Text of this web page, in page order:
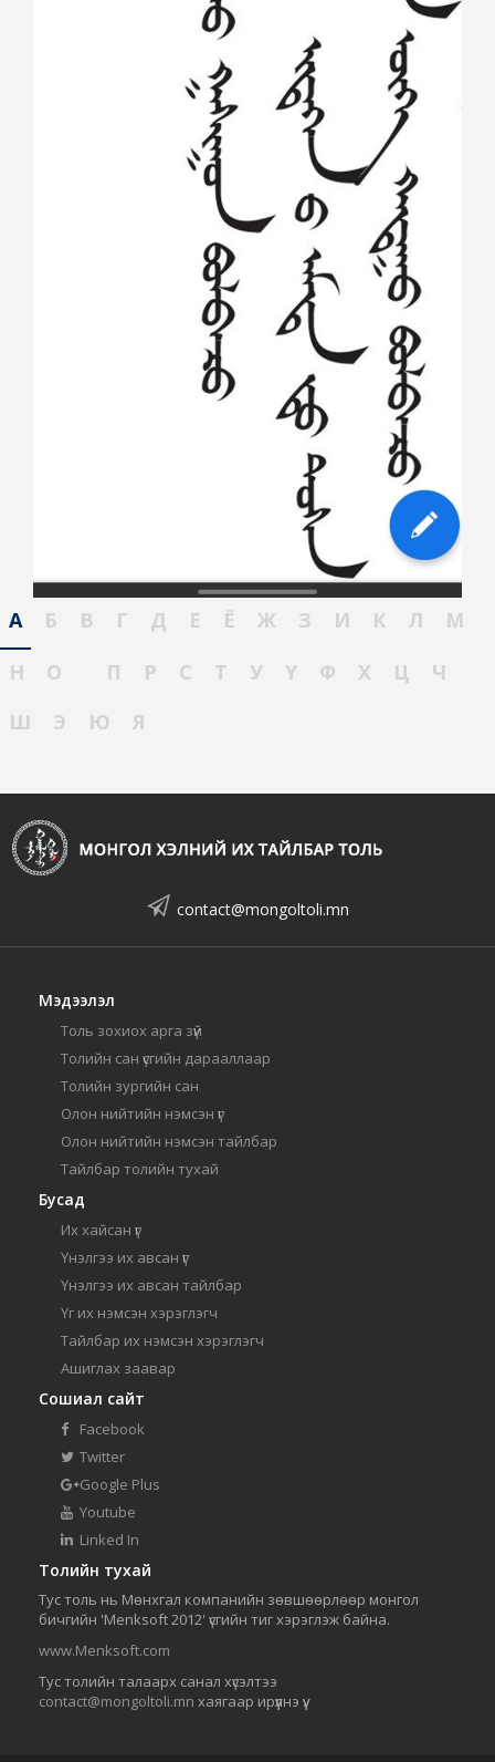
А Б В Г Д Е Ё Ж З И К Л
М
Н
О П Р С Т У Ү Ф Х Ц
Ч
Ш
Э Ю Я
contact@mongoltoli.mn
Мэдээлэл
Толь зохиох арга зүй
Толийн сан үсгийн дарааллаар
Толийн зургийн сан
Олон нийтийн нэмсэн үг
Олон нийтийн нэмсэн тайлбар
Тайлбар толийн тухай
Бусад
Их хайсан үг
Үнэлгээ их авсан үг
Үнэлгээ их авсан тайлбар
Үг их нэмсэн хэрэглэгч
Тайлбар их нэмсэн хэрэглэгч
Ашиглах заавар
Сошиал сайт
Facebook
Twitter
Google Plus
Youtube
Linked In
Толийн тухай
Тус толь нь Мөнхгал компанийн зөвшөөрлөөр монгол
бичгийн 'Menksoft 2012' үсгийн тиг хэрэглэж байна.
www.Menksoft.com
Тус толийн талаарх санал хүсэлтээ
contact@mongoltoli.mn хаягаар ирүүлнэ үү.